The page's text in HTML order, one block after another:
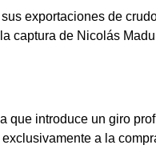
exportaciones de
de Nicolás
introduce un giro
a la